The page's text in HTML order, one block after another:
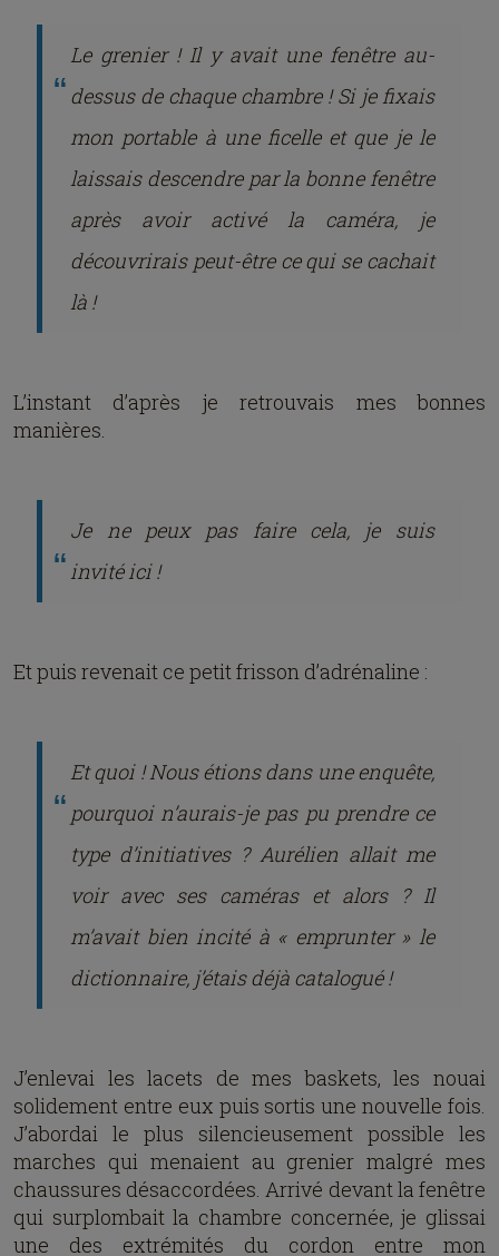
Le grenier ! Il y avait une fenêtre au-
dessus de chaque chambre ! Si je fixais
mon portable à une ficelle et que je le
laissais descendre par la bonne fenêtre
après avoir activé la caméra, je
découvrirais peut-être ce qui se cachait
là !
L’instant d’après je retrouvais mes bonnes
manières.
Je ne peux pas faire cela, je suis
invité ici !
Et puis revenait ce petit frisson d’adrénaline :
Et quoi ! Nous étions dans une enquête,
pourquoi n’aurais-je pas pu prendre ce
type d’initiatives ? Aurélien allait me
voir avec ses caméras et alors ? Il
m’avait bien incité à « emprunter » le
dictionnaire, j’étais déjà catalogué !
J’enlevai les lacets de mes baskets, les nouai
solidement entre eux puis sortis une nouvelle fois.
J’abordai le plus silencieusement possible les
marches qui menaient au grenier malgré mes
chaussures désaccordées. Arrivé devant la fenêtre
qui surplombait la chambre concernée, je glissai
une des extrémités du cordon entre mon